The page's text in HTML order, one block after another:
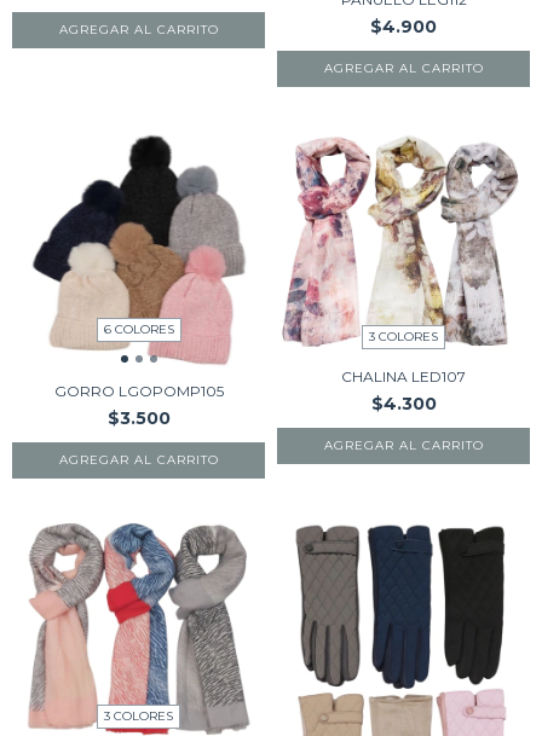
AGREGAR AL CARRITO $4.900
AGREGAR AL CARRITO
6 COLORES
GORRO LGOPOMP105
$3.500
AGREGAR AL CARRITO
3 COLORES
CHALINA LED107
$4.300
AGREGAR AL CARRITO
3 COLORES